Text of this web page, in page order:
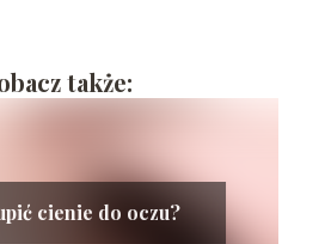
także:
cienie do oczu?